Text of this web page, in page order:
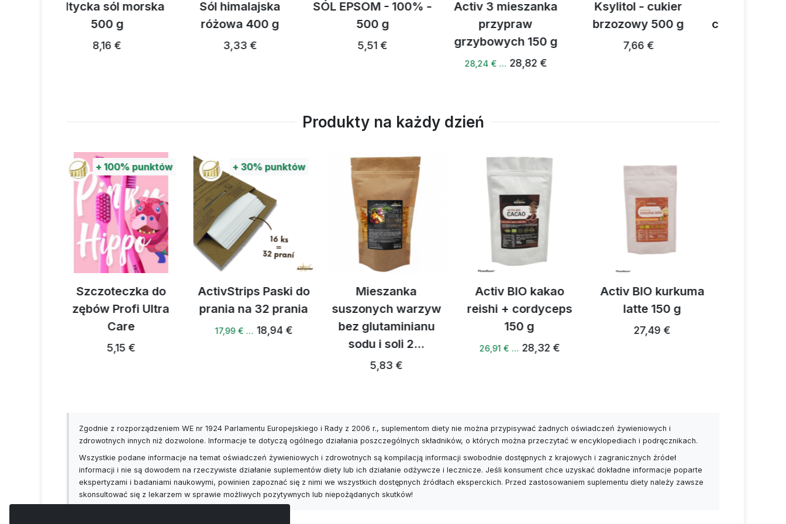
Sól himalajska
różowa 400 g
3,33 €
SÓL EPSOM - 100% -
500 g
5,51 €
Activ 3 mieszanka
przypraw
grzybowych 150 g
Ksylitol - cukier
brzozowy 500 g
7,66 €
Organiczny
cynamon cejloński w
proszku 250 g
Produkty na każdy dzień
+30%punktów
ActivStrips Paski do
prania na 32 prania
17,99 € … 18,94 €
Mieszanka
suszonych warzyw
bez glutaminianu
Activ BIO kakao
reishi + cordyceps
150 g
26,91 € …28,32 €
Activ BIO kurkuma
latte 150 g
27,49 €
Activ 3 mieszanka
przypraw
grzybowych 150 g
Zgodnie z rozporządzeniem WE nr 1924 Parlamentu Europejskiego i Rady z 2006 r., suplementom diety nie można przypisywać żadnych oświadczeń żywieniowych i
zdrowotnych innych niż dozwolone. Informacje te dotyczą ogólnego działania poszczególnych składników, o których można przeczytać w encyklopediach i podręcznikach.
Wszystkie podane informacje na temat oświadczeń żywieniowych i zdrowotnych są kompilacją informacji swobodnie dostępnych z krajowych i zagranicznych źródeł
informacji i nie są dowodem na rzeczywiste działanie suplementów diety lub ich działanie odżywcze i lecznicze. Jeśli konsument chce uzyskać dokładne informacje poparte
ekspertyzami i badaniami naukowymi, powinien zapoznać się z nimi we wszystkich dostępnych źródłach eksperckich. Przed zastosowaniem suplementu diety należy zawsze
skonsultować się z lekarzem w sprawie możliwych pozytywnych lub niepożądanych skutków!